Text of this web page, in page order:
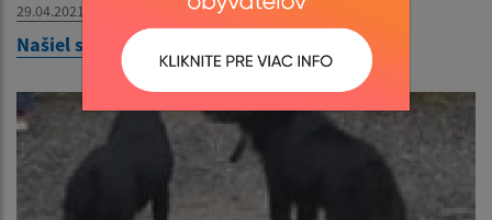
29.04.2021
Našiel sa psík